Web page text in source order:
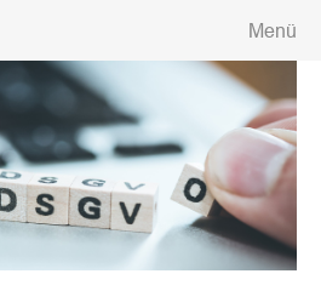
Menü